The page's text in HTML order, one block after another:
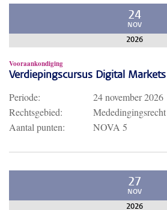
24
NOV
2026
Vooraankondiging
Verdiepingscursus Digital
Periode:
24 november 2026
Rechtsgebied:
Mededingingsrecht
Aantal punten:
NOVA 5
27
NOV
2026